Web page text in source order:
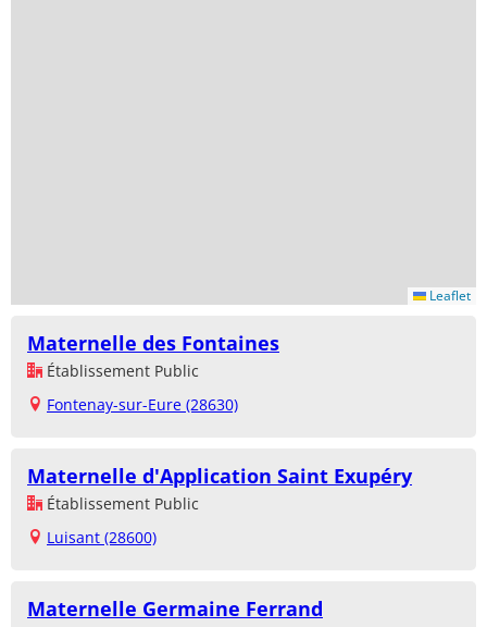
Leaflet
Maternelle des Fontaines
Établissement Public
Fontenay-sur-Eure (28630)
Maternelle d'Application Saint Exupéry
Établissement Public
Luisant (28600)
Maternelle Germaine Ferrand